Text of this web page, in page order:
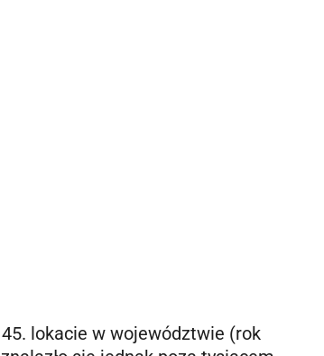
lokacie w województwie (rok